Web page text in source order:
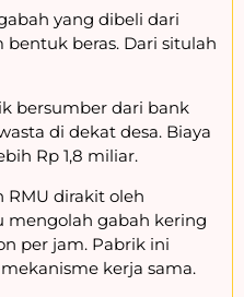
yang dibeli dari
beras. Dari situlah
bersumber dari bank
di dekat desa. Biaya
Rp 1,8 miliar.
RMU dirakit oleh
mengolah gabah kering
per jam. Pabrik ini
kerja sama.